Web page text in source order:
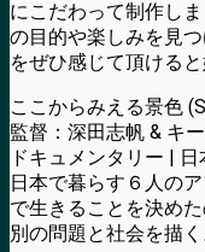
にこだわって制作し
の目的や楽しみを見
をぜひ感じて頂けると
ここからみえる景色
監督：深田志帆 & キ
ドキュメンタリー | 日
日本で暮らす６人の
で生きることを決め
別の問題と社会を描く